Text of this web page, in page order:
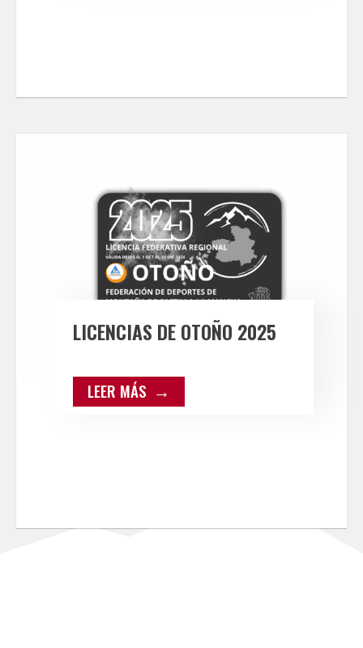
LICENCIAS DE OTOÑO 2025
LEER MÁS